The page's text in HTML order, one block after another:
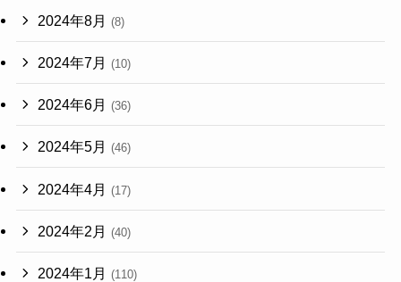
2024年8月 (8)
2024年7月 (10)
2024年6月 (36)
2024年5月 (46)
2024年4月 (17)
2024年2月 (40)
2024年1月 (110)